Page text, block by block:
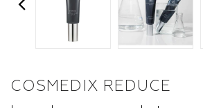
COSMEDIX REDUCE